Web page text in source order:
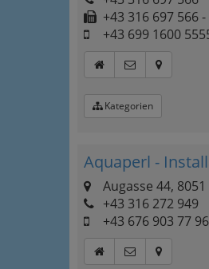
+43 316 697 566
+43 699 1600
Kategorien
Aquaperl -
Augasse 44,
+43 316 272 949
+43 676 903 77 96